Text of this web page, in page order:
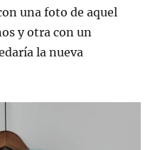
una foto de aquel
y otra con un
la nueva